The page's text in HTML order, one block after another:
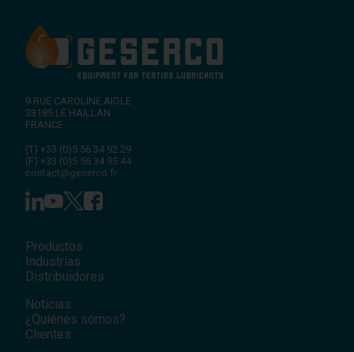
9 RUE CAROLINE AIGLE
33185 LE HAILLAN
FRANCE
(T) +33 (0)5 56 34 92 29
(F) +33 (0)5 56 34 95 44
contact@geserco.fr
Productos
Industrias
Distribuidores
Noticias
¿Quiénes somos?
Clientes